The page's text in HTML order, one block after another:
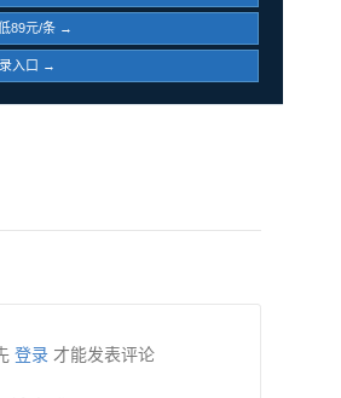
89元/条 →
入口 →
登录 才能发表评论